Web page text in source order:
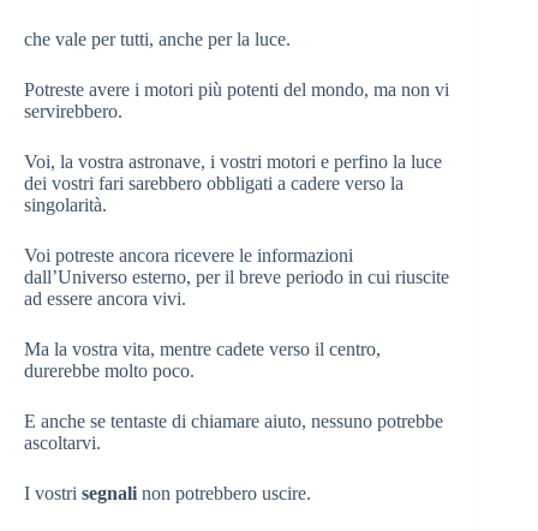
che vale per tutti, anche per la luce.
Potreste avere i motori più potenti del mondo, ma non vi
servirebbero.
Voi, la vostra astronave, i vostri motori e perfino la luce
dei vostri fari sarebbero obbligati a cadere verso la
singolarità.
Voi potreste ancora ricevere le informazioni
dall’Universo esterno, per il breve periodo in cui riuscite
ad essere ancora vivi.
Ma la vostra vita, mentre cadete verso il centro,
durerebbe molto poco.
E anche se tentaste di chiamare aiuto, nessuno potrebbe
ascoltarvi.
I vostri segnali non potrebbero uscire.